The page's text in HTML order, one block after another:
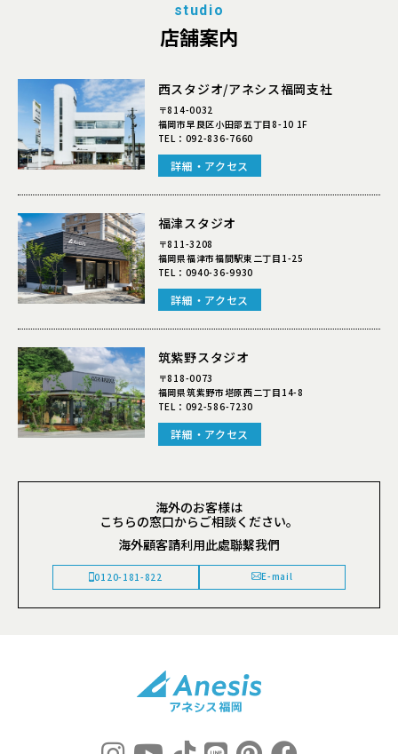
studio
店舗案内
西スタジオ/アネシス福岡支社
〒814-0032
福岡市早良区小田部五丁目8-10 1F
TEL： 092-836-7660
詳細・アクセス
福津スタジオ
〒811-3208
福岡県福津市福間駅東二丁目1-25
TEL： 0940-36-9930
詳細・アクセス
筑紫野スタジオ
〒818-0073
福岡県筑紫野市塔原西二丁目14-8
TEL： 092-586-7230
詳細・アクセス
海外のお客様は
こちらの窓口からご相談ください。
海外顧客請利用此處聯繫我們
0120-181-822 E-mail